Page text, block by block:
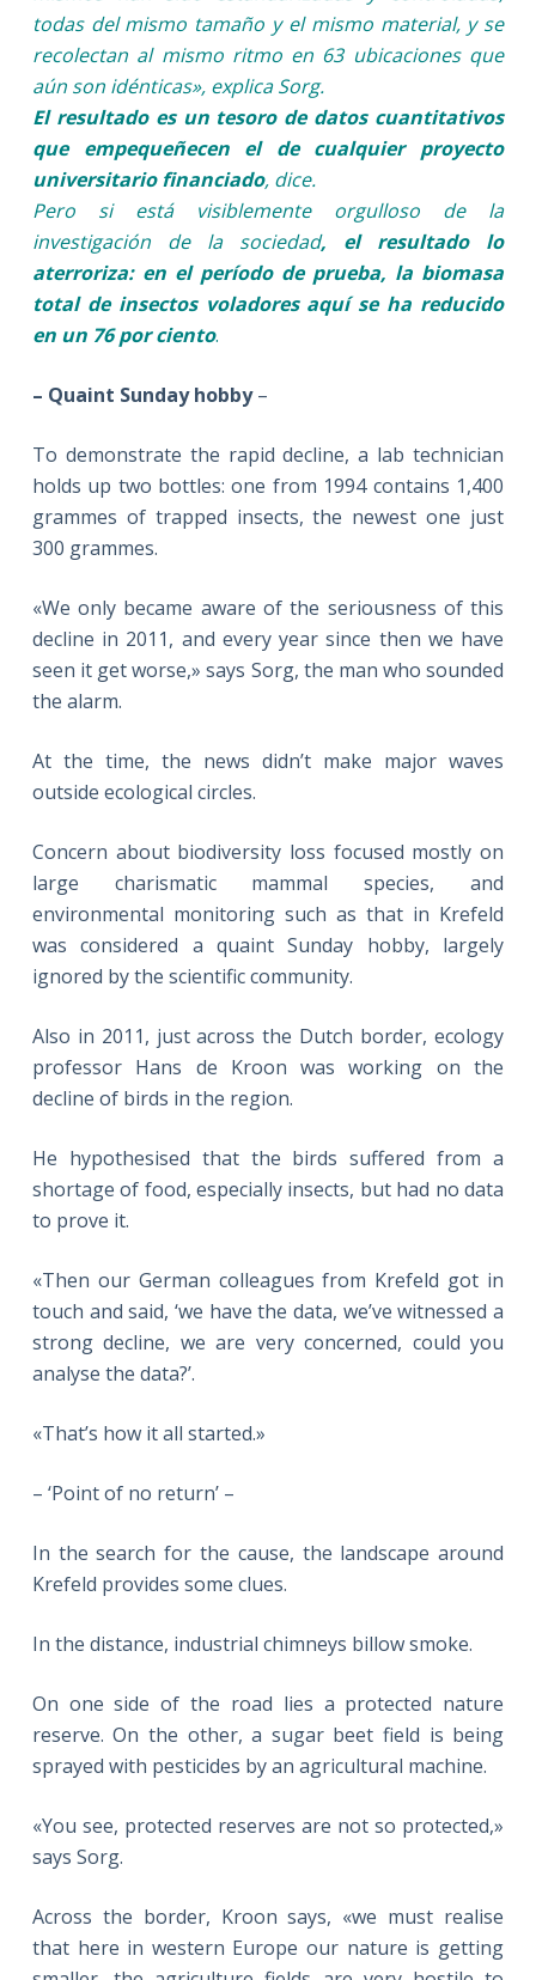
todas del mismo tamaño y el mismo material, y se
recolectan al mismo ritmo en 63 ubicaciones que
aún son idénticas», explica Sorg.
El resultado es un tesoro de datos cuantitativos
que empequeñecen el de cualquier proyecto
universitario financiado, dice.
Pero si está visiblemente orgulloso de la
investigación de la sociedad, el resultado lo
aterroriza: en el período de prueba, la biomasa
total de insectos voladores aquí se ha reducido
en un 76 por ciento.
– Quaint Sunday hobby–
To demonstrate the rapid decline, a lab technician
holds up two bottles: one from 1994 contains 1,400
grammes of trapped insects, the newest one just
300 grammes.
«We only became aware of the seriousness of this
decline in 2011, and every year since then we have
seen it get worse,» says Sorg, the man who sounded
the alarm.
At the time, the news didn’t make major waves
outside ecological circles.
Concern about biodiversity loss focused mostly on
large charismatic mammal species, and
environmental monitoring such as that in Krefeld
was considered a quaint Sunday hobby, largely
ignored by the scientific community.
Also in 2011, just across the Dutch border, ecology
professor Hans de Kroon was working on the
decline of birds in the region.
He hypothesised that the birds suffered from a
shortage of food, especially insects, but had no data
to prove it.
«Then our German colleagues from Krefeld got in
touch and said, ‘we have the data, we’ve witnessed a
strong decline, we are very concerned, could you
analyse the data?’.
«That’s how it all started.»
– ‘Point of no return’ –
In the search for the cause, the landscape around
Krefeld provides some clues.
In the distance, industrial chimneys billow smoke.
On one side of the road lies a protected nature
reserve. On the other, a sugar beet field is being
sprayed with pesticides by an agricultural machine.
«You see, protected reserves are not so protected,»
says Sorg.
Across the border, Kroon says, «we must realise
that here in western Europe our nature is getting